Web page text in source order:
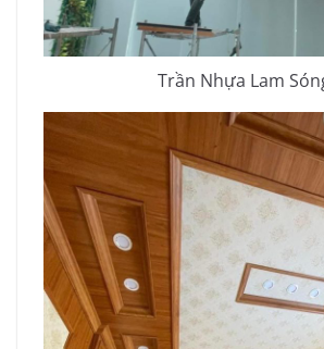
Trần Nhựa Lam